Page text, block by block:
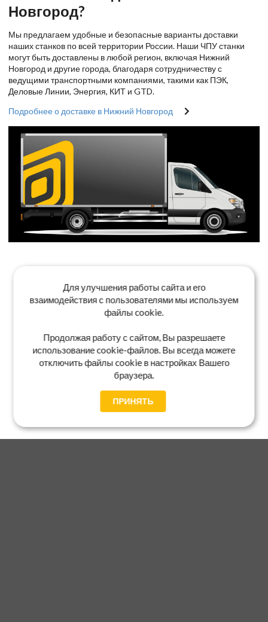
Новгород?
Мы предлагаем удобные и безопасные варианты доставки
наших станков по всей территории России. Наши ЧПУ станки
могут быть доставлены в любой регион, включая Нижний
Новгород и другие города, благодаря сотрудничеству с
ведущими транспортными компаниями, такими как ПЭК,
Деловые Линии, Энергия, КИТ и GTD.
Подробнее о доставке в Нижний Новгород
Для улучшения работы сайта и его
взаимодействия с пользователями мы используем
файлы cookie.
Продолжая работу с сайтом, Вы разрешаете
использование cookie-файлов. Вы всегда можете
отключить файлы cookie в настройках Вашего
браузера.
ПРИНЯТЬ